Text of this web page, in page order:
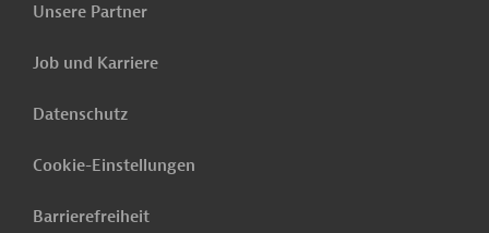
aus der ganzen Welt - direkt in Ihr Postfach.
Unsere Partner
Job und Karriere
Datenschutz
Cookie-Einstellungen
Barrierefreiheit